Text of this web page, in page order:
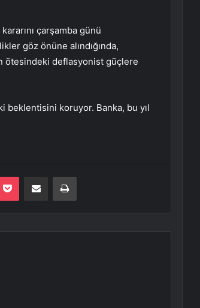
çarşamba günü
göz önüne alındığında,
ötesindeki deflasyonist güçlere
beklentisini koruyor. Banka, bu yıl
Pocket E-Posta ile paylaş Yazdır